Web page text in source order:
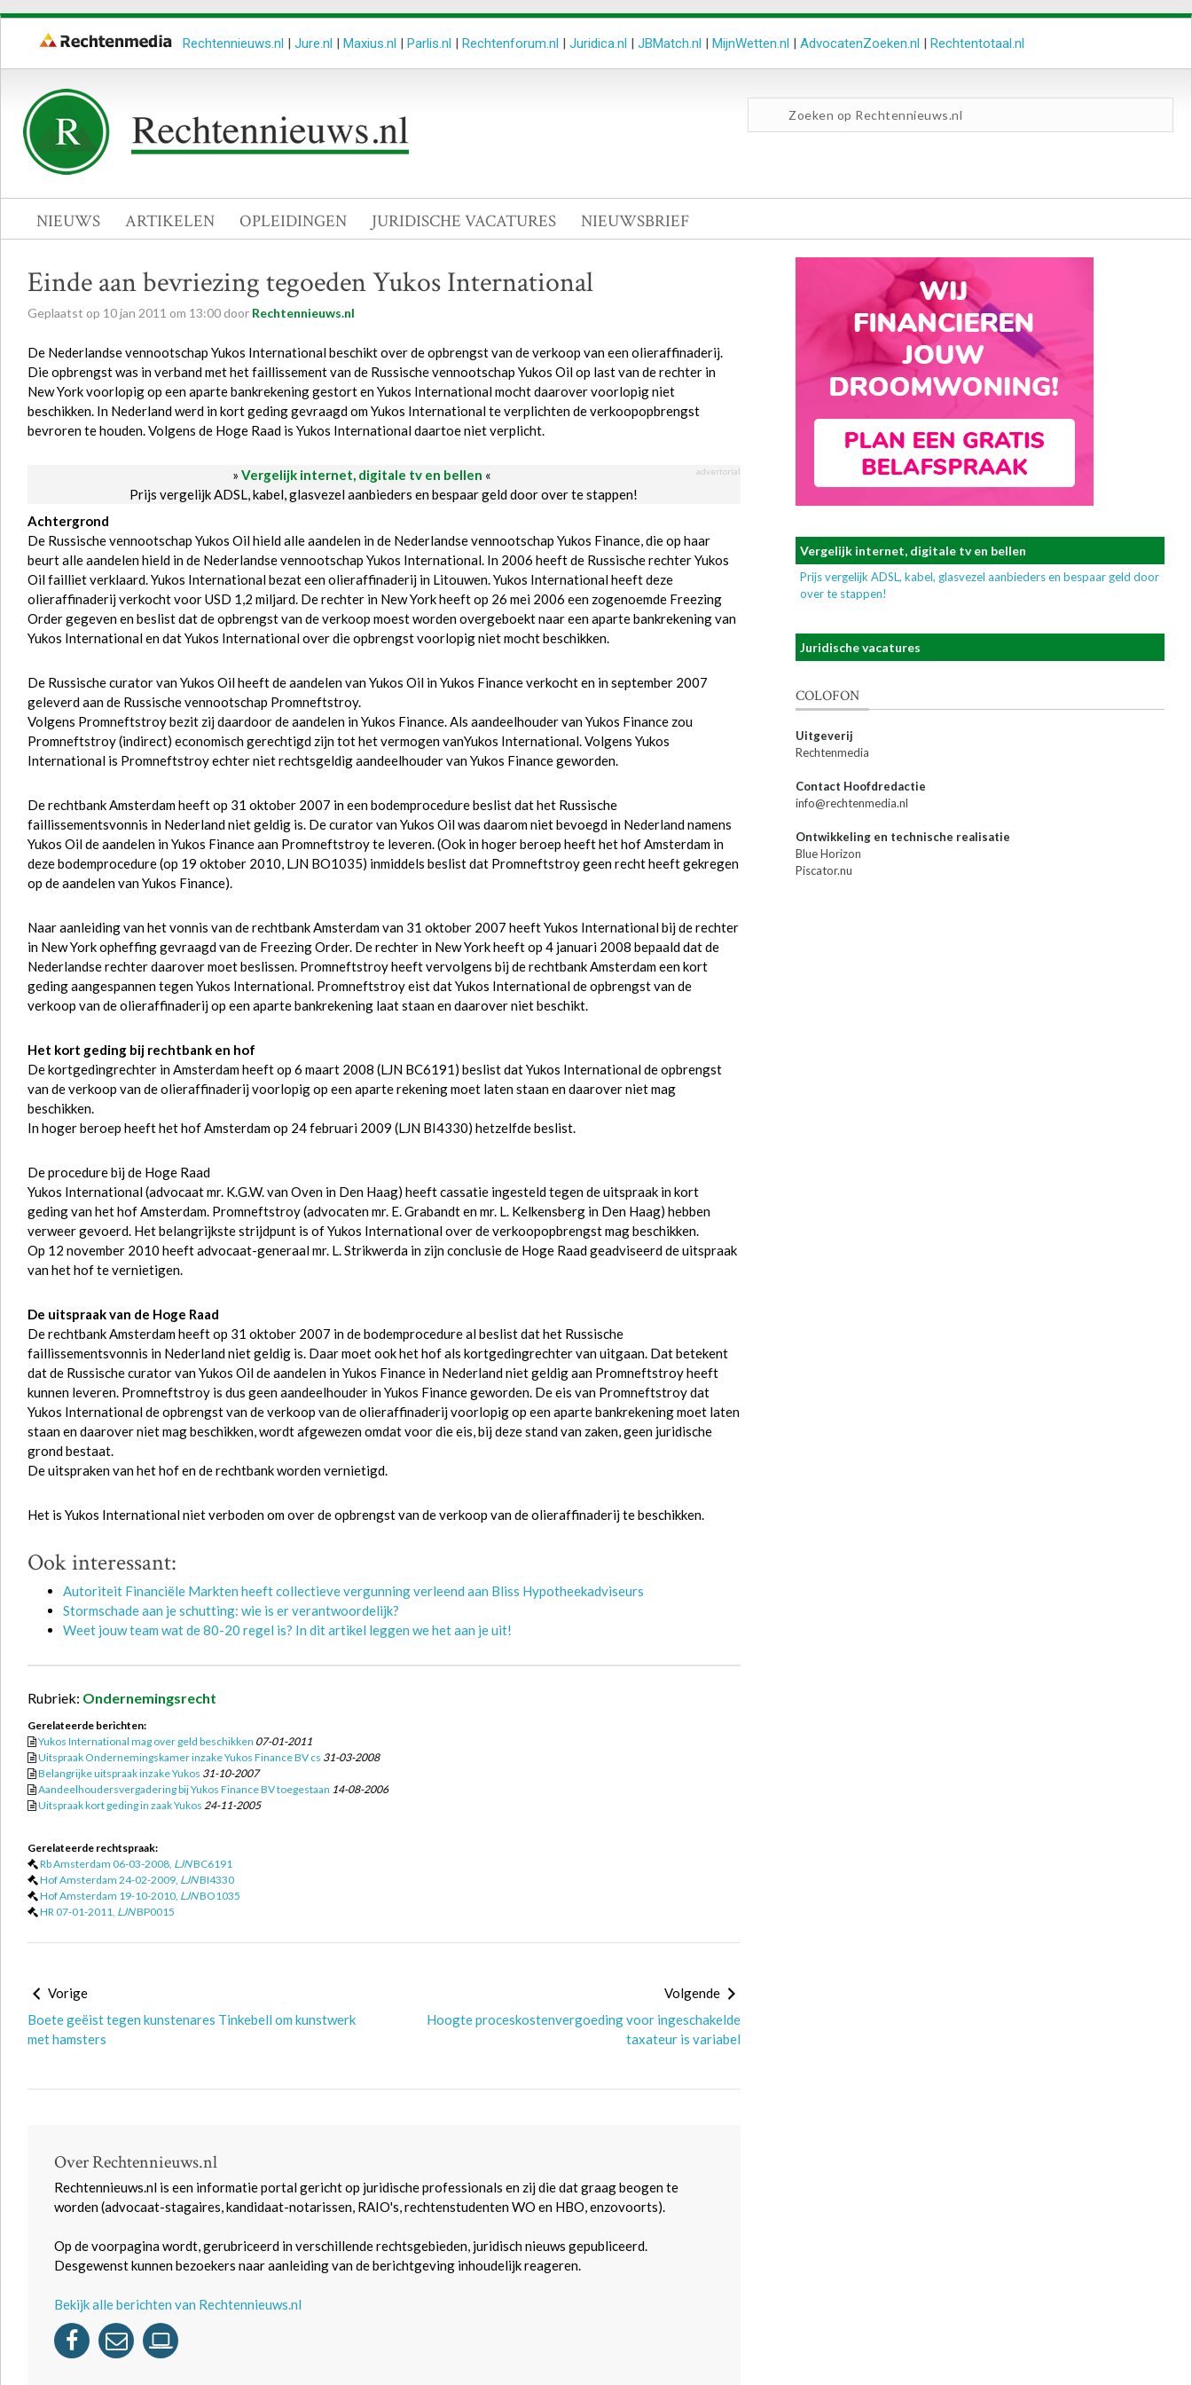
Rechtennieuws.nl | Jure.nl | Maxius.nl | Parlis.nl | Rechtenforum.nl | Juridica.nl | JBMatch.nl | MijnWetten.nl | AdvocatenZoeken.nl | Rechtentotaal.nl
NIEUWS ARTIKELEN OPLEIDINGEN JURIDISCHE VACATURES NIEUWSBRIEF
Einde aan bevriezing tegoeden Yukos International
Geplaatst op 10jan 2011 om 13:00 door Rechtennieuws.nl
De Nederlandse vennootschap Yukos International beschikt over de opbrengst van de verkoop van een olieraffinaderij.
Die opbrengst was in verband met het faillissement van de Russische vennootschap Yukos Oil op last van de rechter in
New York voorlopig op een aparte bankrekening gestort en Yukos International mocht daarover voorlopig niet
beschikken. In Nederland werd in kort geding gevraagd om Yukos International te verplichten de verkoopopbrengst
bevroren te houden. Volgens de Hoge Raad is Yukos International daartoe niet verplicht.
» Vergelijk internet, digitale tv en bellen « advertorial
Prijs vergelijk ADSL, kabel, glasvezel aanbieders en bespaar geld door over te stappen!
Achtergrond
De Russische vennootschap Yukos Oil hield alle aandelen in de Nederlandse vennootschap Yukos Finance, die op haar
beurt alle aandelen hield in de Nederlandse vennootschap Yukos International. In 2006 heeft de Russische rechter Yukos
Oil failliet verklaard. Yukos International bezat een olieraffinaderij in Litouwen. Yukos International heeft deze
olieraffinaderij verkocht voor USD 1,2 miljard. De rechter in New York heeft op 26 mei 2006 een zogenoemde Freezing
Order gegeven en beslist dat de opbrengst van de verkoop moest worden overgeboekt naar een aparte bankrekening van
Yukos International en dat Yukos International over die opbrengst voorlopig niet mocht beschikken.
De Russische curator van Yukos Oil heeft de aandelen van Yukos Oil in Yukos Finance verkocht en in september 2007
geleverd aan de Russische vennootschap Promneftstroy.
Volgens Promneftstroy bezit zij daardoor de aandelen in Yukos Finance. Als aandeelhouder van Yukos Finance zou
Promneftstroy (indirect) economisch gerechtigd zijn tot het vermogen vanYukos International. Volgens Yukos
International is Promneftstroy echter niet rechtsgeldig aandeelhouder van Yukos Finance geworden.
De rechtbank Amsterdam heeft op 31 oktober 2007 in een bodemprocedure beslist dat het Russische
faillissementsvonnis in Nederland niet geldig is. De curator van Yukos Oil was daarom niet bevoegd in Nederland namens
Yukos Oil de aandelen in Yukos Finance aan Promneftstroy te leveren. (Ook in hoger beroep heeft het hof Amsterdam in
deze bodemprocedure (op 19 oktober 2010, LJN BO1035) inmiddels beslist dat Promneftstroy geen recht heeft gekregen
op de aandelen van Yukos Finance).
Naar aanleiding van het vonnis van de rechtbank Amsterdam van 31 oktober 2007 heeft Yukos International bij de rechter
in New York opheffing gevraagd van de Freezing Order. De rechter in New York heeft op 4 januari 2008 bepaald dat de
Nederlandse rechter daarover moet beslissen. Promneftstroy heeft vervolgens bij de rechtbank Amsterdam een kort
geding aangespannen tegen Yukos International. Promneftstroy eist dat Yukos International de opbrengst van de
verkoop van de olieraffinaderij op een aparte bankrekening laat staan en daarover niet beschikt.
Het kort geding bij rechtbank en hof
De kortgedingrechter in Amsterdam heeft op 6 maart 2008 (LJN BC6191) beslist dat Yukos International de opbrengst
van de verkoop van de olieraffinaderij voorlopig op een aparte rekening moet laten staan en daarover niet mag
beschikken.
In hoger beroep heeft het hof Amsterdam op 24 februari 2009 (LJN BI4330) hetzelfde beslist.
De procedure bij de Hoge Raad
Yukos International (advocaat mr. K.G.W. van Oven in Den Haag) heeft cassatie ingesteld tegen de uitspraak in kort
geding van het hof Amsterdam. Promneftstroy (advocaten mr. E. Grabandt en mr. L. Kelkensberg in Den Haag) hebben
verweer gevoerd. Het belangrijkste strijdpunt is of Yukos International over de verkoopopbrengst mag beschikken.
Op 12 november 2010 heeft advocaat-generaal mr. L. Strikwerda in zijn conclusie de Hoge Raad geadviseerd de uitspraak
van het hof te vernietigen.
De uitspraak van de Hoge Raad
De rechtbank Amsterdam heeft op 31 oktober 2007 in de bodemprocedure al beslist dat het Russische
faillissementsvonnis in Nederland niet geldig is. Daar moet ook het hof als kortgedingrechter van uitgaan. Dat betekent
dat de Russische curator van Yukos Oil de aandelen in Yukos Finance in Nederland niet geldig aan Promneftstroy heeft
kunnen leveren. Promneftstroy is dus geen aandeelhouder in Yukos Finance geworden. De eis van Promneftstroy dat
Yukos International de opbrengst van de verkoop van de olieraffinaderij voorlopig op een aparte bankrekening moet laten
staan en daarover niet mag beschikken, wordt afgewezen omdat voor die eis, bij deze stand van zaken, geen juridische
grond bestaat.
De uitspraken van het hof en de rechtbank worden vernietigd.
Het is Yukos International niet verboden om over de opbrengst van de verkoop van de olieraffinaderij te beschikken.
Ook interessant:
Autoriteit Financiële Markten heeft collectieve vergunning verleend aan Bliss Hypotheekadviseurs
Stormschade aan je schutting: wie is er verantwoordelijk?
Weet jouw team wat de 80-20 regel is? In dit artikel leggen we het aan je uit!
Rubriek: Ondernemingsrecht
Gerelateerde berichten:
Yukos International mag over geld beschikken 07-01-2011
Uitspraak Ondernemingskamer inzake Yukos Finance BV cs 31-03-2008
Belangrijke uitspraak inzake Yukos 31-10-2007
Aandeelhoudersvergadering bij Yukos Finance BV toegestaan 14-08-2006
Uitspraak kort geding in zaak Yukos 24-11-2005
Gerelateerde rechtspraak:
Rb Amsterdam 06-03-2008, LJNBC6191
Hof Amsterdam 24-02-2009, LJNBI4330
Hof Amsterdam 19-10-2010, LJNBO1035
HR 07-01-2011, LJNBP0015
Vorige
Boete geëist tegen kunstenares Tinkebell om kunstwerk
met hamsters
Volgende
Hoogte proceskostenvergoeding voor ingeschakelde
taxateur is variabel
Over Rechtennieuws.nl
Rechtennieuws.nl is een informatie portal gericht op juridische professionals en zij die dat graag beogen te
worden (advocaat-stagaires, kandidaat-notarissen, RAIO's, rechtenstudenten WO en HBO, enzovoorts).
Op de voorpagina wordt, gerubriceerd in verschillende rechtsgebieden, juridisch nieuws gepubliceerd.
Desgewenst kunnen bezoekers naar aanleiding van de berichtgeving inhoudelijk reageren.
Bekijk alle berichten van Rechtennieuws.nl
Vergelijk internet, digitale tv en bellen
Prijs vergelijk ADSL, kabel, glasvezel aanbieders en bespaar geld door
over te stappen!
Juridische vacatures
COLOFON
Uitgeverij
Rechtenmedia
Contact Hoofdredactie
info@rechtenmedia.nl
Ontwikkeling en technische realisatie
Blue Horizon
Piscator.nu